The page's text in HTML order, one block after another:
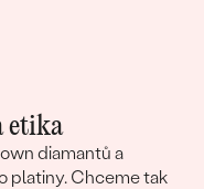
etika
diamantů a
platiny. Chceme tak